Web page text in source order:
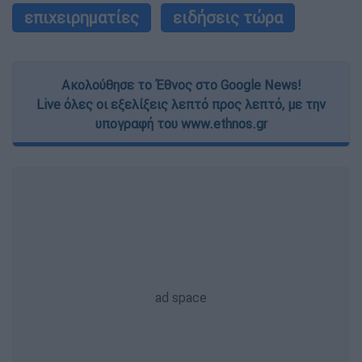
επιχειρηματίες
ειδήσεις τώρα
Ακολούθησε το Έθνος στο Google News!
Live όλες οι εξελίξεις λεπτό προς λεπτό, με την
υπογραφή του www.ethnos.gr